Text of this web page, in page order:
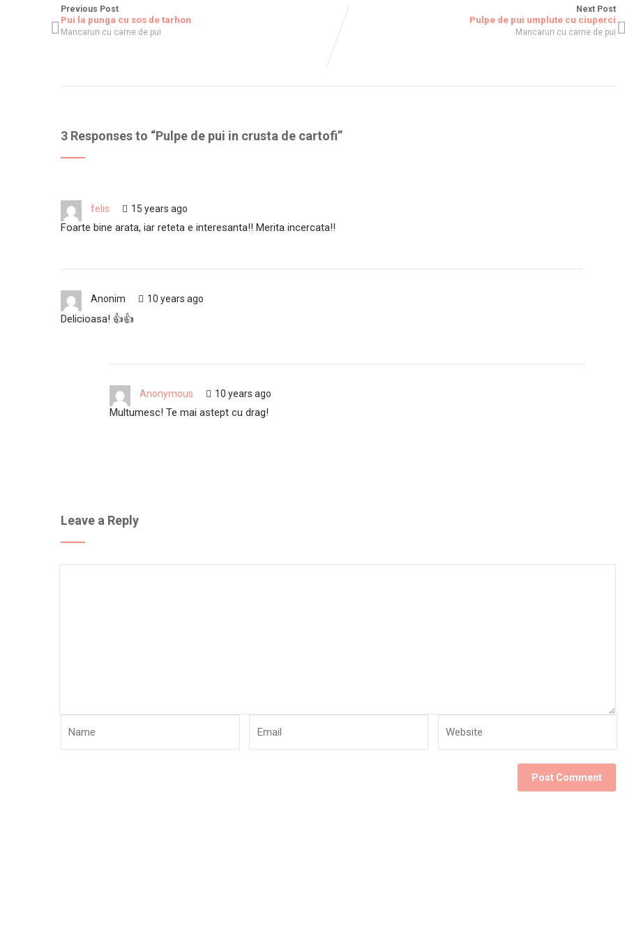
Previous Post
Pui la punga cu sos de tarhon
Mancaruri cu carne de pui
Next Post
Pulpe de pui umplute cu ciuperci
Mancaruri cu carne de pui
3 Responses to “Pulpe de pui in crusta de cartofi”
felis 15 years ago
Foarte bine arata, iar reteta e interesanta!! Merita incercata!!
Anonim 10 years ago
Delicioasa! 👍👍
Anonymous 10 years ago
Multumesc! Te mai astept cu drag!
Leave a Reply